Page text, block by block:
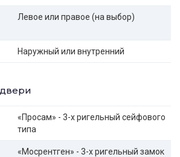
Левое или правое (на выбор)
Наружный или внутренний
«Просам» - 3-х ригельный сейфового
типа
«Мосрентген» - 3-х ригельный замок